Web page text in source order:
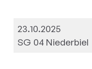
23.10.2025
SG 04 Niederbiel